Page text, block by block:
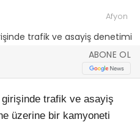
Afyon
ABONE OL
trafik ve asayiş
üzerine bir kamyoneti